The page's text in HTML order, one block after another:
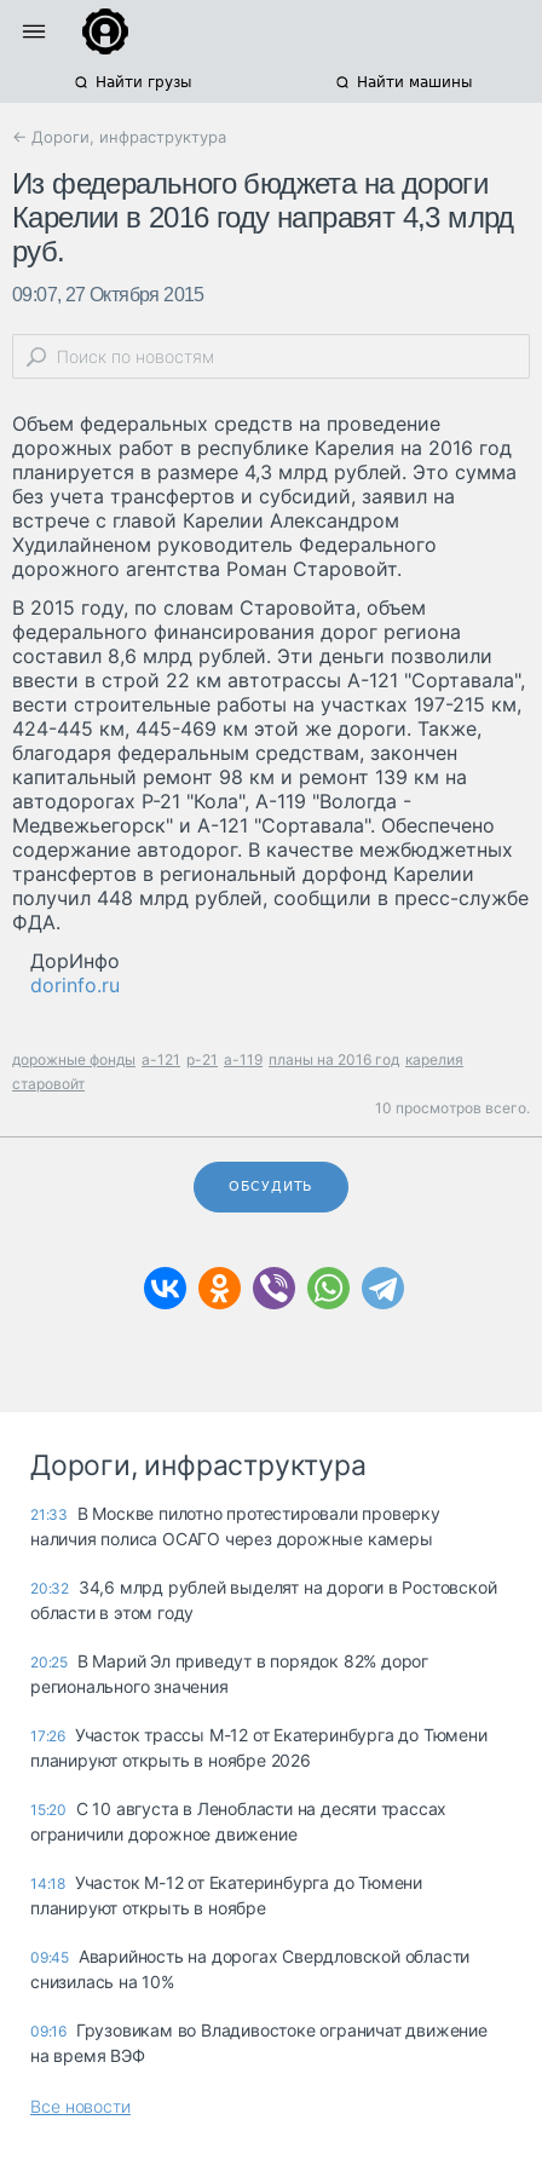
Найти грузы Найти машины
← Дороги, инфраструктура
Из федерального бюджета на дороги
Карелии в 2016 году направят 4,3 млрд
руб.
09:07, 27 Октября 2015
Объем федеральных средств на проведение
дорожных работ в республике Карелия на 2016 год
планируется в размере 4,3 млрд рублей. Это сумма
без учета трансфертов и субсидий, заявил на
встрече с главой Карелии Александром
Худилайненом руководитель Федерального
дорожного агентства Роман Старовойт.
В 2015 году, по словам Старовойта, объем
федерального финансирования дорог региона
составил 8,6 млрд рублей. Эти деньги позволили
ввести в строй 22 км автотрассы А-121 "Сортавала",
вести строительные работы на участках 197-215 км,
424-445 км, 445-469 км этой же дороги. Также,
благодаря федеральным средствам, закончен
капитальный ремонт 98 км и ремонт 139 км на
автодорогах Р-21 "Кола", А-119 "Вологда -
Медвежьегорск" и А-121 "Сортавала". Обеспечено
содержание автодорог. В качестве межбюджетных
трансфертов в региональный дорфонд Карелии
получил 448 млрд рублей, сообщили в пресс-службе
ФДА.
ДорИнфо
dorinfo.ru
дорожные фонды а-121 р-21 а-119 планы на 2016 год карелия
старовойт
10 просмотров всего.
ОБСУДИТЬ
Дороги, инфраструктура
21:33
В Москве пилотно протестировали проверку
наличия полиса ОСАГО через дорожные камеры
20:32 34,6 млрд рублей выделят на дороги в Ростовской
области в этом году
20:25 В Марий Эл приведут в порядок 82% дорог
регионального значения
17:26 Участок трассы М-12 от Екатеринбурга до Тюмени
планируют открыть в ноябре 2026
15:20
С 10 августа в Ленобласти на десяти трассах
ограничили дорожное движение
14:18 Участок М-12 от Екатеринбурга до Тюмени
планируют открыть в ноябре
09:45 Аварийность на дорогах Свердловской области
снизилась на 10%
09:16 Грузовикам во Владивостоке ограничат движение
на время ВЭФ
Все новости